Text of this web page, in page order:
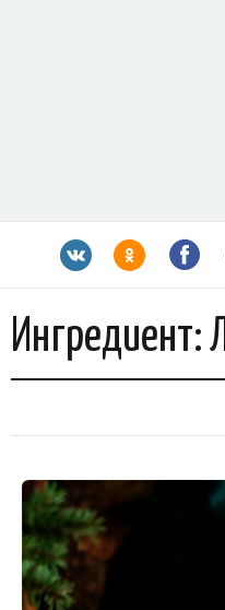
Ингредиент: